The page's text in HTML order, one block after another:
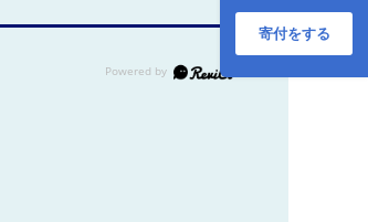
なぎ蒲焼
寄付をする